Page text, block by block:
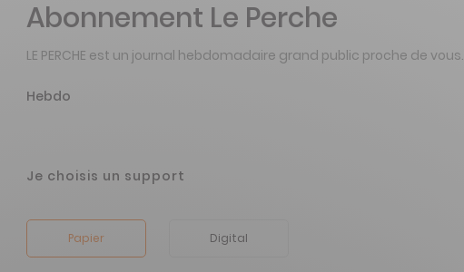
Abonnement Le Perche
LE PERCHE est un journal hebdomadaire grand public proche de vous.
Hebdo
Je choisis un support
Papier Digital